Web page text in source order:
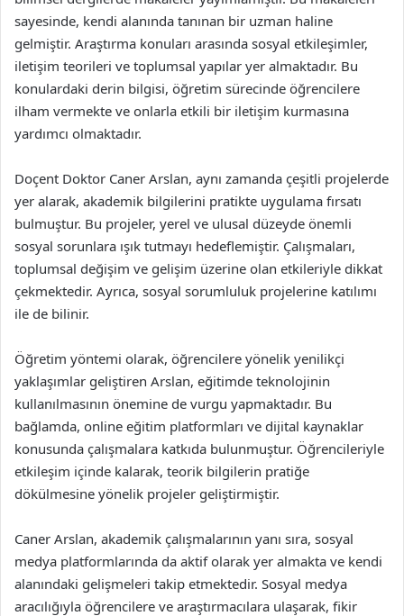
sayesinde, kendi alanında tanınan bir uzman haline
gelmiştir. Araştırma konuları arasında sosyal etkileşimler,
iletişim teorileri ve toplumsal yapılar yer almaktadır. Bu
konulardaki derin bilgisi, öğretim sürecinde öğrencilere
ilham vermekte ve onlarla etkili bir iletişim kurmasına
yardımcı olmaktadır.
Doçent Doktor Caner Arslan, aynı zamanda çeşitli projelerde
yer alarak, akademik bilgilerini pratikte uygulama fırsatı
bulmuştur. Bu projeler, yerel ve ulusal düzeyde önemli
sosyal sorunlara ışık tutmayı hedeflemiştir. Çalışmaları,
toplumsal değişim ve gelişim üzerine olan etkileriyle dikkat
çekmektedir. Ayrıca, sosyal sorumluluk projelerine katılımı
ile de bilinir.
Öğretim yöntemi olarak, öğrencilere yönelik yenilikçi
yaklaşımlar geliştiren Arslan, eğitimde teknolojinin
kullanılmasının önemine de vurgu yapmaktadır. Bu
bağlamda, online eğitim platformları ve dijital kaynaklar
konusunda çalışmalara katkıda bulunmuştur. Öğrencileriyle
etkileşim içinde kalarak, teorik bilgilerin pratiğe
dökülmesine yönelik projeler geliştirmiştir.
Caner Arslan, akademik çalışmalarının yanı sıra, sosyal
medya platformlarında da aktif olarak yer almakta ve kendi
alanındaki gelişmeleri takip etmektedir. Sosyal medya
aracılığıyla öğrencilere ve araştırmacılara ulaşarak, fikir